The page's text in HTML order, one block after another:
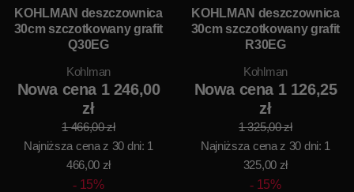
KOHLMAN deszczownica
30cm szczotkowany grafit
Q30EG
Kohlman
Nowa cena 1 246,00
zł
1 466,00 zł
Najniższa cena z 30 dni: 1
466,00 zł
15%
KOHLMAN deszczownica
30cm szczotkowany grafit
R30EG
Kohlman
Nowa cena 1 126,25
zł
1 325,00 zł
Najniższa cena z 30 dni: 1
325,00 zł
15%